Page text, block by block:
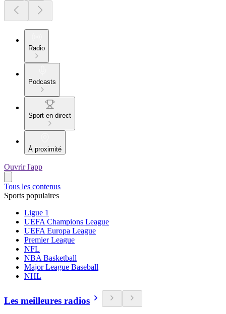
Radio
Podcasts
Sport en direct
À proximité
Ouvrir l'app
Tous les contenus
Sports populaires
Ligue 1
UEFA Champions League
UEFA Europa League
Premier League
NFL
NBA Basketball
Major League Baseball
NHL
Les meilleures radios